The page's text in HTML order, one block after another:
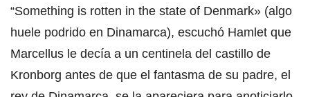
“Something is rotten in the state of Denmark» (algo
huele podrido en Dinamarca), escuchó Hamlet que
Marcellus le decía a un centinela del castillo de
Kronborg antes de que el fantasma de su padre, el